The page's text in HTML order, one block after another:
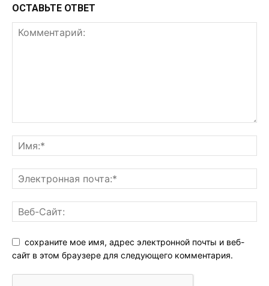
ОСТАВЬТЕ ОТВЕТ
сохраните мое имя, адрес электронной почты и веб-
сайт в этом браузере для следующего комментария.